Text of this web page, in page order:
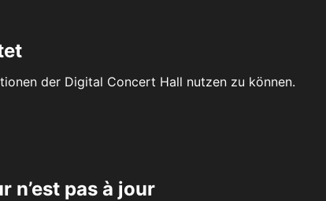
der Digital Concert Hall nutzen zu können.
n’est pas à jour